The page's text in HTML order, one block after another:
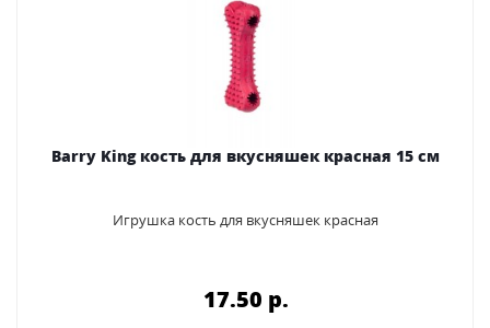
Barry King кость для вкусняшек красная 15 см
Игрушка кость для вкусняшек красная
17.50 p.